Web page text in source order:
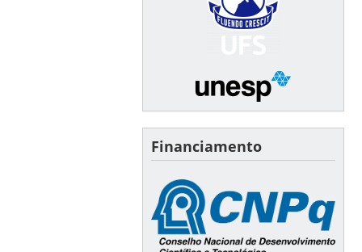
Financiamento